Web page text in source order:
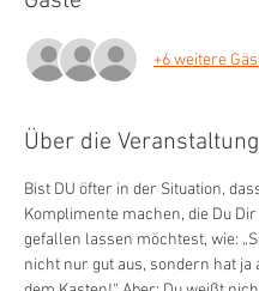
+6 weitere
Über die Veranstaltung
Bist DU öfter in der Situation,
Komplimente machen, die Du
gefallen lassen möchtest, wie:
nicht nur gut aus, sondern hat ja